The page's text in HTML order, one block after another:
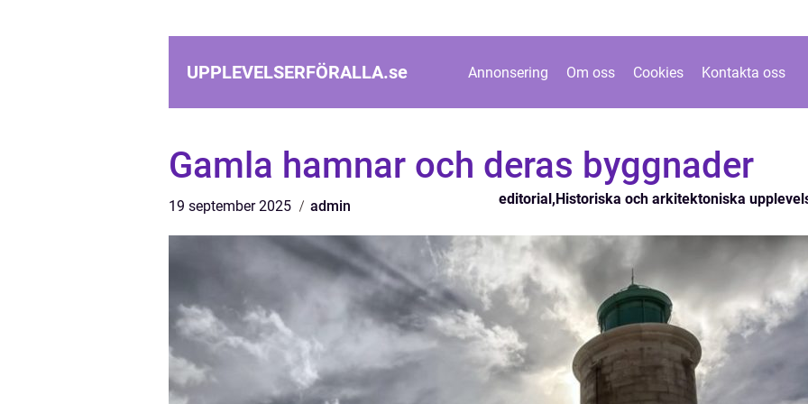
UPPLEVELSERFÖRALLA.se Annonsering Om oss Cookies Kontakta oss
Gamla hamnar och deras byggnader
19 september 2025 admin editorial,Historiska och arkitektoniska